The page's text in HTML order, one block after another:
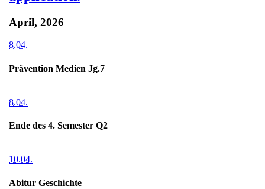
April, 2026
8.04.
Prävention Medien Jg.7
8.04.
Ende des 4. Semester Q2
10.04.
Abitur Geschichte